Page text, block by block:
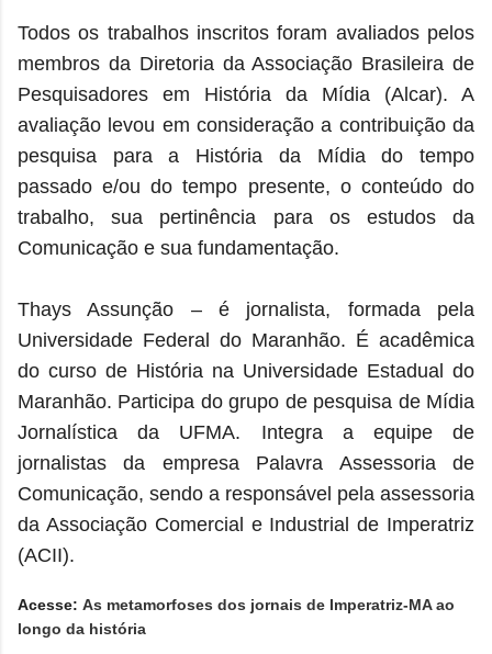
Todos os trabalhos inscritos foram avaliados pelos
membros da Diretoria da Associação Brasileira de
Pesquisadores em História da Mídia (Alcar). A
avaliação levou em consideração a contribuição da
pesquisa para a História da Mídia do tempo
passado e/ou do tempo presente, o conteúdo do
trabalho, sua pertinência para os estudos da
Comunicação e sua fundamentação.
Thays Assunção – é jornalista, formada pela
Universidade Federal do Maranhão. É acadêmica
do curso de História na Universidade Estadual do
Maranhão. Participa do grupo de pesquisa de Mídia
Jornalística da UFMA. Integra a equipe de
jornalistas da empresa Palavra Assessoria de
Comunicação, sendo a responsável pela assessoria
da Associação Comercial e Industrial de Imperatriz
(ACII).
Acesse: As metamorfoses dos jornais de Imperatriz-MA ao
longo da história